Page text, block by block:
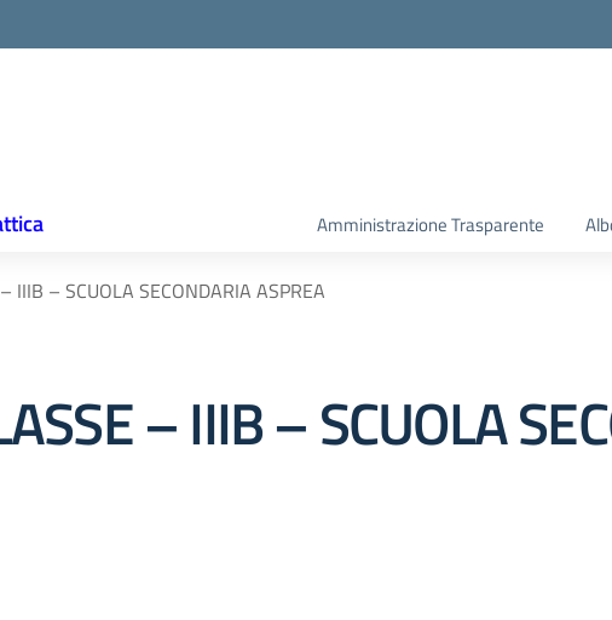
Amministrazione Trasparente
IIIB – SCUOLA SECONDARIA ASPREA
– IIIB – SCUOLA